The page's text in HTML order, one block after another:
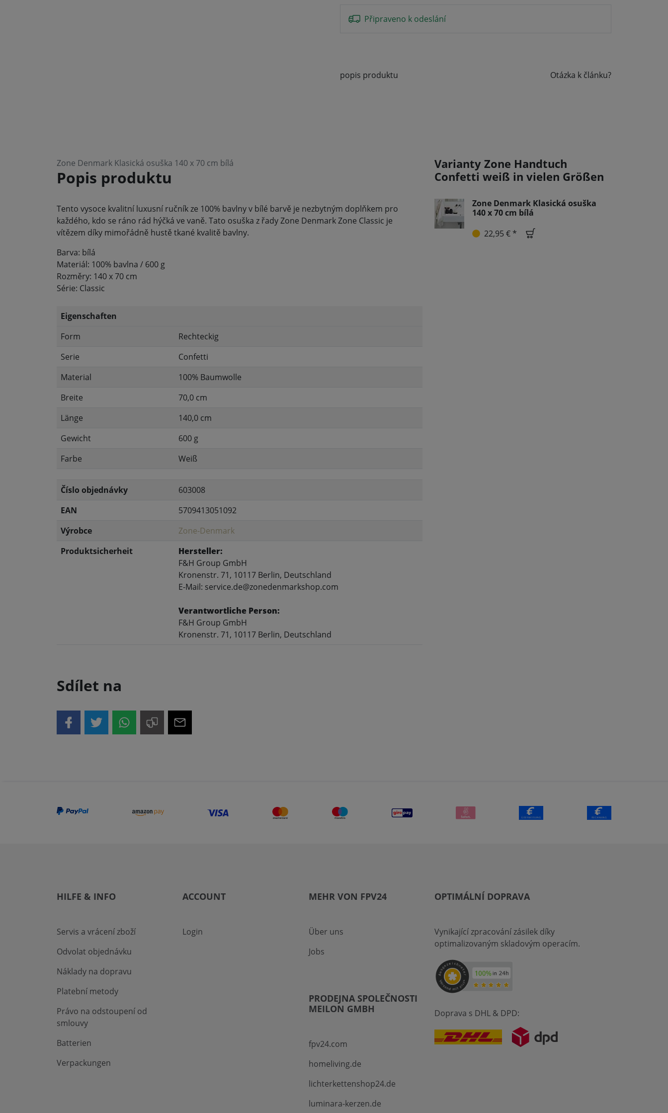
Připraveno k odeslání
popis produktu Otázka k článku?
Zone Denmark Klasická osuška 140 x 70 cm bílá
Popis produktu
Tento vysoce kvalitní luxusní ručník ze 100% bavlny v bílé barvě je nezbytným doplňkem pro
každého, kdo se ráno rád hýčká ve vaně. Tato osuška z řady Zone Denmark Zone Classic je
vítězem díky mimořádně hustě tkané kvalitě bavlny.
Barva: bílá
Materiál: 100% bavlna / 600 g
Rozměry: 140 x 70 cm
Série: Classic
Eigenschaften
Form
Rechteckig
Serie
Confetti
Material
100% Baumwolle
Breite
70,0 cm
Länge
140,0 cm
Gewicht
600 g
Farbe
Weiß
Číslo objednávky
603008
EAN
5709413051092
Výrobce
Zone-Denmark
Produktsicherheit
Hersteller:
F&H Group GmbH
Kronenstr. 71, 10117 Berlin, Deutschland
E-Mail: service.de@zonedenmarkshop.com
Verantwortliche Person:
F&H Group GmbH
Kronenstr. 71, 10117 Berlin, Deutschland
Sdílet na
Varianty Zone Handtuch
Confetti weiß in vielen Größen
Zone Denmark Klasická osuška
140 x 70 cm bílá
22,95 € *
HILFE & INFO
Servis a vrácení zboží
Odvolat objednávku
Náklady na dopravu
Platební metody
Právo na odstoupení od
smlouvy
Batterien
Verpackungen
ACCOUNT
Login
MEHR VON FPV24
Über uns
Jobs
PRODEJNA SPOLEČNOSTI
MEILON GMBH
fpv24.com
homeliving.de
lichterkettenshop24.de
luminara-kerzen.de
OPTIMÁLNÍ DOPRAVA
Vynikající zpracování zásilek díky
optimalizovaným skladovým operacím.
Doprava s DHL & DPD: